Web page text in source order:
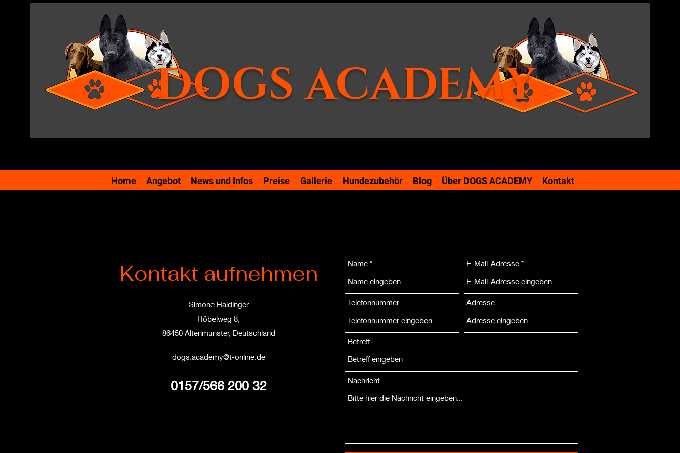
DOGS ACADEMY
Home Angebot News und Infos Preise Gallerie Hundezubehör Blog Über DOGS ACADEMY Kontakt
Kontakt aufnehmen
Simone Haidinger
Höbelweg 8,
86450 Altenmünster, Deutschland
dogs.academy@t-online.de
0157/566 200 32​
Name E-Mail-Adresse
Telefonnummer Adresse
Betreff
Nachricht